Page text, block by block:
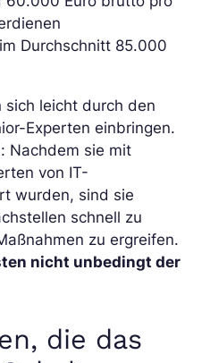
Durchschnitt 85.000
sich leicht durch den
Experten einbringen.
Nachdem sie mit
von IT-
wurden, sind sie
schnell zu
zu ergreifen.
nicht unbedingt der
die das